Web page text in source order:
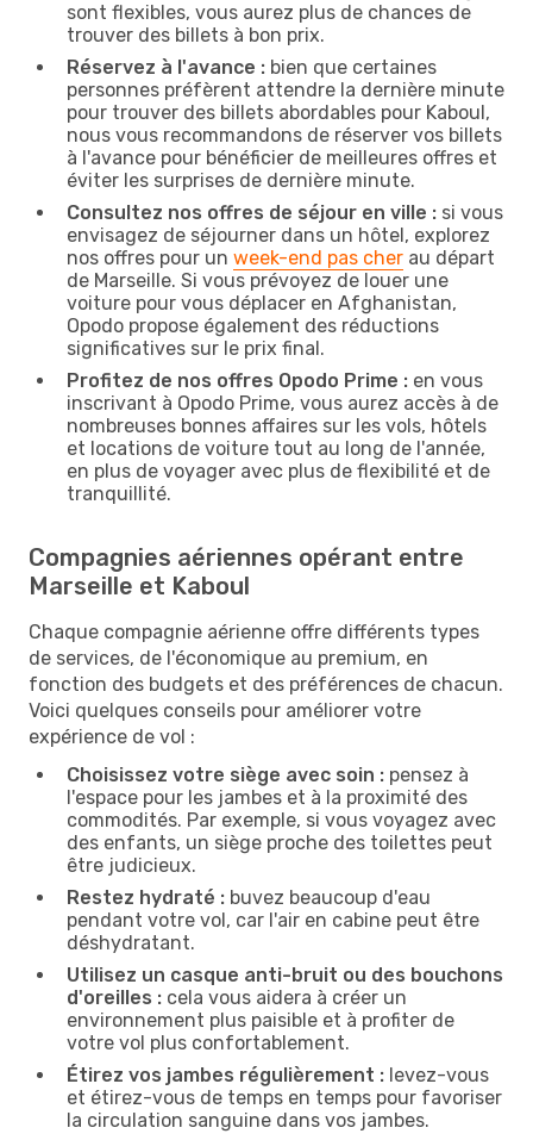
sont flexibles, vous aurez plus de chances de
trouver des billets à bon prix.
Réservez à l'avance : bien que certaines
personnes préfèrent attendre la dernière minute
pour trouver des billets abordables pour Kaboul,
nous vous recommandons de réserver vos billets
à l'avance pour bénéficier de meilleures offres et
éviter les surprises de dernière minute.
Consultez nos offres de séjour en ville : si vous
envisagez de séjourner dans un hôtel, explorez
nos offres pour un week-end pas cher au départ
de Marseille. Si vous prévoyez de louer une
voiture pour vous déplacer en Afghanistan,
Opodo propose également des réductions
significatives sur le prix final.
Profitez de nos offres Opodo Prime : en vous
inscrivant à Opodo Prime, vous aurez accès à de
nombreuses bonnes affaires sur les vols, hôtels
et locations de voiture tout au long de l'année,
en plus de voyager avec plus de flexibilité et de
tranquillité.
Compagnies aériennes opérant entre
Marseille et Kaboul
Chaque compagnie aérienne offre différents types
de services, de l'économique au premium, en
fonction des budgets et des préférences de chacun.
Voici quelques conseils pour améliorer votre
expérience de vol :
Choisissez votre siège avec soin : pensez à
l'espace pour les jambes et à la proximité des
commodités. Par exemple, si vous voyagez avec
des enfants, un siège proche des toilettes peut
être judicieux.
Restez hydraté : buvez beaucoup d'eau
pendant votre vol, car l'air en cabine peut être
déshydratant.
Utilisez un casque anti-bruit ou des bouchons
d'oreilles : cela vous aidera à créer un
environnement plus paisible et à profiter de
votre vol plus confortablement.
Étirez vos jambes régulièrement : levez-vous
et étirez-vous de temps en temps pour favoriser
la circulation sanguine dans vos jambes.